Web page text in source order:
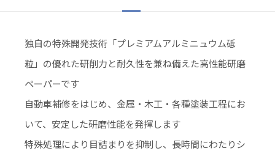
独自の特殊開発技術「プレミアムアルミニュウム砥
粒」の優れた研削力と耐久性を兼ね備えた高性能研磨
ペーパーです
自動車補修をはじめ、金属・木工・各種塗装工程にお
いて、安定した研磨性能を発揮します
特殊処理により目詰まりを抑制し、長時間にわたりシ